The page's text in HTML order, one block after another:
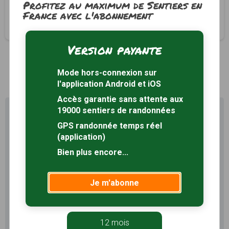
Vésines, Ain (01)
1
Profitez au maximum de
Sentiers en France avec rando
Le compteRando
permet de profiter de tout le
Favoris illimités
Profitez au maximum de Sentiers en
France avec l'abonnement
Version payante
Mode hors-connexion sur
l'application Android et iOS
Accès garantie sans attente aux
19000 sentiers de randonnées
GPS randonnée temps réel
(application)
Bien plus encore...
Je m'abonne
12 mois